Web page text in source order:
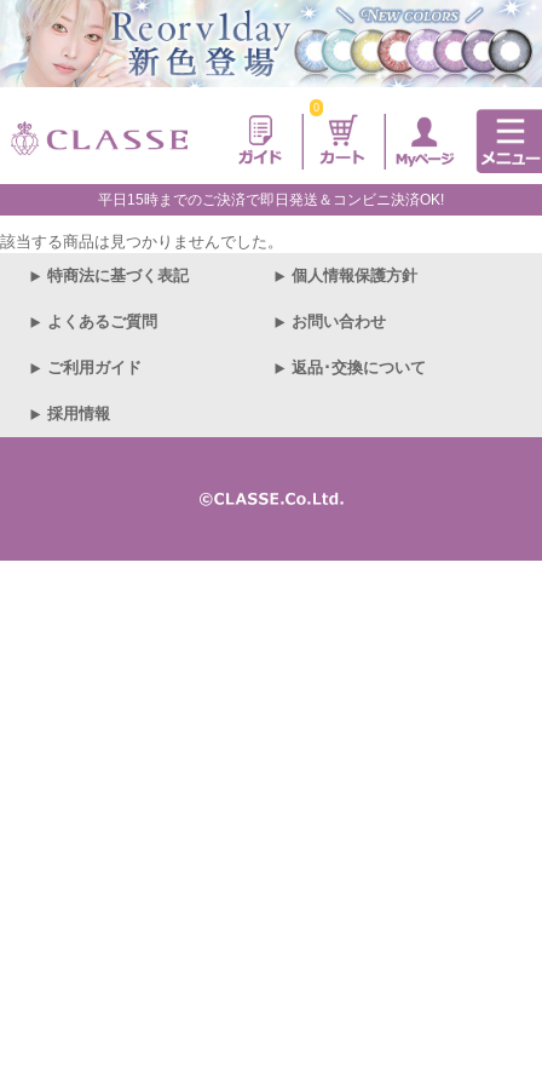
0
平日15時までのご決済で即日発送＆コンビニ決済OK!
該当する商品は見つかりませんでした。
特商法に基づく表記
個人情報保護方針
よくあるご質問 お問い合わせ
ご利用ガイド 返品･交換について
採用情報